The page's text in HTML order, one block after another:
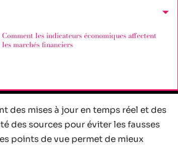
Comment les indicateurs économiques affectent
les marchés financiers
des mises à jour en temps réel et des
des sources pour éviter les fausses
points de vue permet de mieux